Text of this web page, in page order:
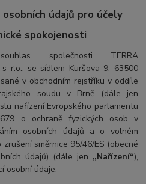
údajů pro účely
spokojenosti
společnosti TERRA
s r.o., se sídlem Kuršova 9, 63500
v obchodním rejstříku v oddíle
soudu v Brně (dále jen
nařízení Evropského parlamentu
o ochraně fyzických osob v
osobních údajů a o volném
směrnice 95/46/ES (obecné
údajů) (dále jen „Nařízení“),
osobní údaje: